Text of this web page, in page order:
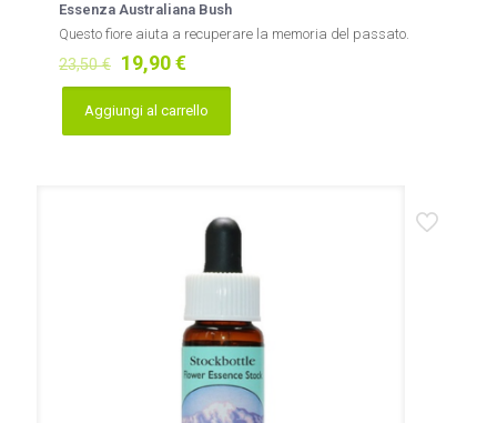
Essenza Australiana Bush
Questo fiore aiuta a recuperare la memoria del passato.
23,50€ Il
prezzo
originale
era:
19,90€Il
prezzo
attuale
Aggiungi al carrello